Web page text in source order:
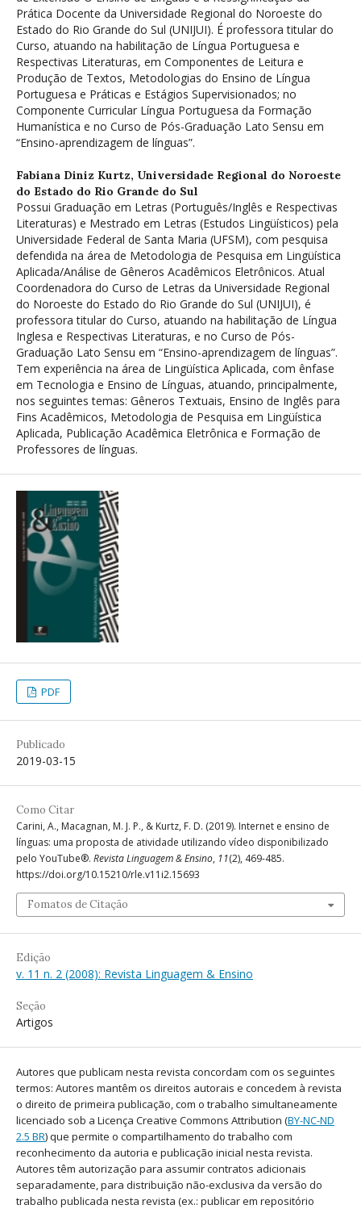
Prática Docente da Universidade Regional do Noroeste do
Estado do Rio Grande do Sul (UNIJUI). É professora titular do
Curso, atuando na habilitação de Língua Portuguesa e
Respectivas Literaturas, em Componentes de Leitura e
Produção de Textos, Metodologias do Ensino de Língua
Portuguesa e Práticas e Estágios Supervisionados; no
Componente Curricular Língua Portuguesa da Formação
Humanística e no Curso de Pós-Graduação Lato Sensu em
“Ensino-aprendizagem de línguas”.
Fabiana Diniz Kurtz, Universidade Regional do Noroeste
do Estado do Rio Grande do Sul
Possui Graduação em Letras (Português/Inglês e Respectivas
Literaturas) e Mestrado em Letras (Estudos Lingüísticos) pela
Universidade Federal de Santa Maria (UFSM), com pesquisa
defendida na área de Metodologia de Pesquisa em Lingüística
Aplicada/Análise de Gêneros Acadêmicos Eletrônicos. Atual
Coordenadora do Curso de Letras da Universidade Regional
do Noroeste do Estado do Rio Grande do Sul (UNIJUI), é
professora titular do Curso, atuando na habilitação de Língua
Inglesa e Respectivas Literaturas, e no Curso de Pós-
Graduação Lato Sensu em “Ensino-aprendizagem de línguas”.
Tem experiência na área de Lingüística Aplicada, com ênfase
em Tecnologia e Ensino de Línguas, atuando, principalmente,
nos seguintes temas: Gêneros Textuais, Ensino de Inglês para
Fins Acadêmicos, Metodologia de Pesquisa em Lingüística
Aplicada, Publicação Acadêmica Eletrônica e Formação de
Professores de línguas.
PDF
Publicado
2019-03-15
Como Citar
Carini, A., Macagnan, M. J. P., & Kurtz, F. D. (2019). Internet e ensino de
línguas: uma proposta de atividade utilizando vídeo disponibilizado
pelo YouTube®. Revista Linguagem & Ensino, 11(2), 469-485.
https://doi.org/10.15210/rle.v11i2.15693
Fomatos de Citação
Edição
v. 11 n. 2 (2008): Revista Linguagem & Ensino
Seção
Artigos
Autores que publicam nesta revista concordam com os seguintes
termos: Autores mantêm os direitos autorais e concedem à revista
o direito de primeira publicação, com o trabalho simultaneamente
licenciado sob a Licença Creative Commons Attribution (BY-NC-ND
2.5 BR) que permite o compartilhamento do trabalho com
reconhecimento da autoria e publicação inicial nesta revista.
Autores têm autorização para assumir contratos adicionais
separadamente, para distribuição não-exclusiva da versão do
trabalho publicada nesta revista (ex.: publicar em repositório